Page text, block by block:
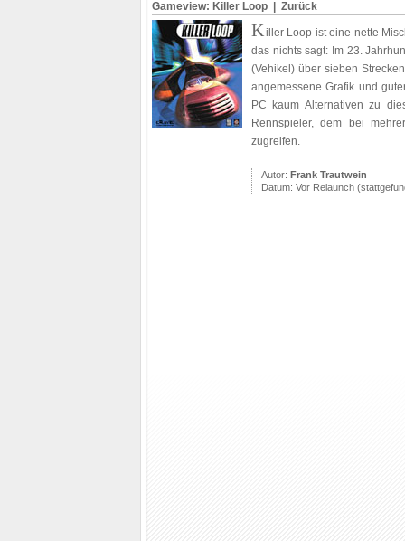
Gameview: Killer Loop | Zurück
K iller Loop ist eine nette
das nichts sagt: Im 23.
(Vehikel) über sieben
angemessene Grafik und
PC kaum Alternativen zu
Rennspieler, dem bei
zugreifen.
Autor: Frank Trautwein
Datum: Vor Relaunch